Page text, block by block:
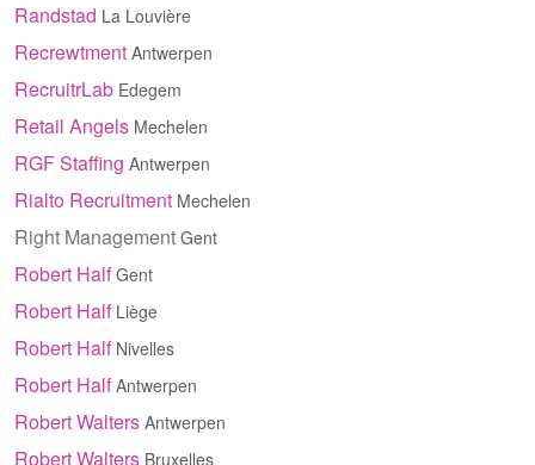
Randstad La Louvière
Recrewtment Antwerpen
RecruitrLab Edegem
Retail Angels Mechelen
RGF Staffing Antwerpen
Rialto Recruitment Mechelen
Right Management Gent
Robert HalfGent
Robert Half Liège
Robert Half Nivelles
Robert HalfAntwerpen
Robert Walters Antwerpen
Robert Walters Bruxelles